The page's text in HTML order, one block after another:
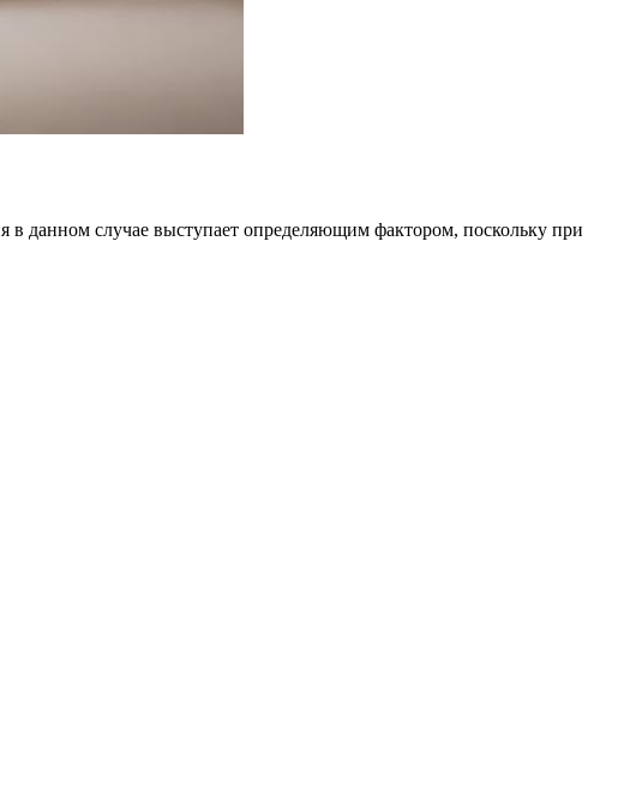
в данном случае выступает определяющим фактором, поскольку при